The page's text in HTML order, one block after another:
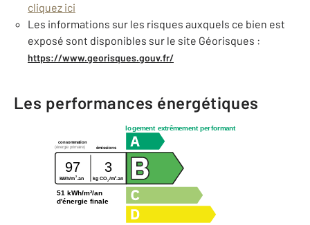
cliquez ici
Les informations sur les risques auxquels ce bien est
exposé sont disponibles sur le site Géorisques :
https://www.georisques.gouv.fr/
Les performances énergétiques
logement extrêmement performant
consommation
émissions
(énergie primaire)
97 3
kWh/m 2.an kg CO2/m2.an
51 kWh/m²/an
d'énergie finale